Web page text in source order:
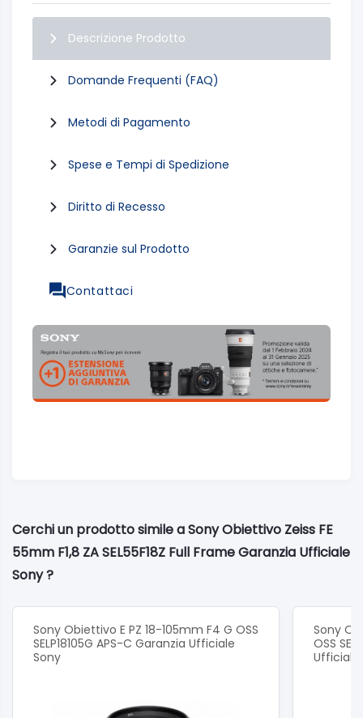
Descrizione Prodotto
Domande Frequenti (FAQ)
Metodi di Pagamento
Spese e Tempi di Spedizione
Diritto di Recesso
Garanzie sul Prodotto
Contattaci
Cerchi un prodotto simile a Sony Obiettivo Zeiss FE
55mm F1,8 ZA SEL55F18Z Full Frame Garanzia Ufficiale
Sony ?
Sony Obiettivo E PZ 18-105mm F4 G OSS
SELP18105G APS-C Garanzia Ufficiale
Sony
Sony
OSS
Ufficiale